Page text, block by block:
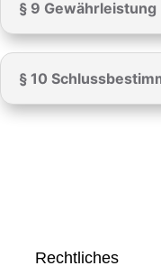
§ 9 Gewährleistung
§ 10
Rechtliches